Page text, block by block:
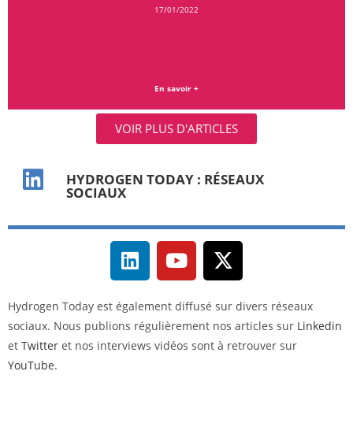
17/01/2022
En savoir +
VOIR PLUS D'ARTICLES
HYDROGEN TODAY : RÉSEAUX
SOCIAUX
Hydrogen Today est également diffusé sur divers réseaux
sociaux. Nous publions régulièrement nos articles sur Linkedin
et Twitter et nos interviews vidéos sont à retrouver sur
YouTube.